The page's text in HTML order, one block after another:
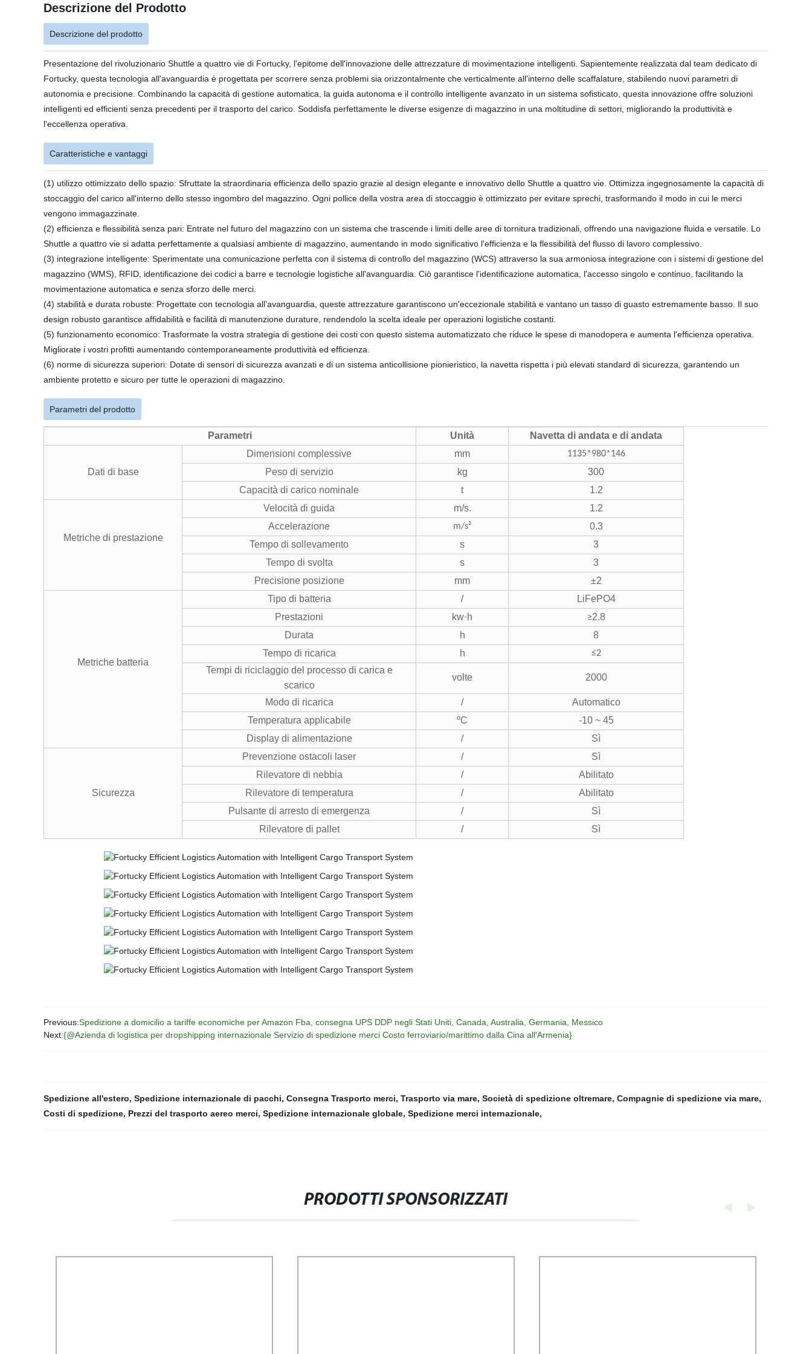
Descrizione del Prodotto
Descrizione del prodotto
Presentazione del rivoluzionario Shuttle a quattro vie di Fortucky, l'epitome dell'innovazione delle attrezzature di movimentazione intelligenti. Sapientemente realizzata dal team dedicato di
Fortucky, questa tecnologia all'avanguardia è progettata per scorrere senza problemi sia orizzontalmente che verticalmente all'interno delle scaffalature, stabilendo nuovi parametri di
autonomia e precisione. Combinando la capacità di gestione automatica, la guida autonoma e il controllo intelligente avanzato in un sistema sofisticato, questa innovazione offre soluzioni
intelligenti ed efficienti senza precedenti per il trasporto del carico. Soddisfa perfettamente le diverse esigenze di magazzino in una moltitudine di settori, migliorando la produttività e
l'eccellenza operativa.
Caratteristiche e vantaggi
(1) utilizzo ottimizzato dello spazio: Sfruttate la straordinaria efficienza dello spazio grazie al design elegante e innovativo dello Shuttle a quattro vie. Ottimizza ingegnosamente la capacità di
stoccaggio del carico all'interno dello stesso ingombro del magazzino. Ogni pollice della vostra area di stoccaggio è ottimizzato per evitare sprechi, trasformando il modo in cui le merci
vengono immagazzinate.
(2) efficienza e flessibilità senza pari: Entrate nel futuro del magazzino con un sistema che trascende i limiti delle aree di tornitura tradizionali, offrendo una navigazione fluida e versatile. Lo
Shuttle a quattro vie si adatta perfettamente a qualsiasi ambiente di magazzino, aumentando in modo significativo l'efficienza e la flessibilità del flusso di lavoro complessivo.
(3) integrazione intelligente: Sperimentate una comunicazione perfetta con il sistema di controllo del magazzino (WCS) attraverso la sua armoniosa integrazione con i sistemi di gestione del
magazzino (WMS), RFID, identificazione dei codici a barre e tecnologie logistiche all'avanguardia. Ciò garantisce l'identificazione automatica, l'accesso singolo e continuo, facilitando la
movimentazione automatica e senza sforzo delle merci.
(4) stabilità e durata robuste: Progettate con tecnologia all'avanguardia, queste attrezzature garantiscono un'eccezionale stabilità e vantano un tasso di guasto estremamente basso. Il suo
design robusto garantisce affidabilità e facilità di manutenzione durature, rendendolo la scelta ideale per operazioni logistiche costanti.
(5) funzionamento economico: Trasformate la vostra strategia di gestione dei costi con questo sistema automatizzato che riduce le spese di manodopera e aumenta l'efficienza operativa.
Migliorate i vostri profitti aumentando contemporaneamente produttività ed efficienza.
(6) norme di sicurezza superiori: Dotate di sensori di sicurezza avanzati e di un sistema anticollisione pionieristico, la navetta rispetta i più elevati standard di sicurezza, garantendo un
ambiente protetto e sicuro per tutte le operazioni di magazzino.
Parametri del prodotto
Parametri Unità Navetta di andata e di andata
Dati di base
Dimensioni complessive mm 1135*980*146
Peso di servizio kg
300
Capacità di carico nominale
t 1.2
Metriche di prestazione
Velocità di guida m/s.
1.2
Accelerazione
m/s²
0.3
Tempo di sollevamento
s
3
Tempo di svolta
s
3
Precisione posizione
mm ±2
Metriche batteria
Tipo di batteria /
LiFePO4
Prestazioni
kw·h ≥2.8
Durata
h
8
Tempo di ricarica
h ≤2
Tempi di riciclaggio del processo di carica e
scarico
volte 2000
Modo di ricarica /
Automatico
Temperatura applicabile
ºC
-10 ~ 45
Display di alimentazione
/ Sì
Sicurezza
Prevenzione ostacoli laser /
Sì
Rilevatore di nebbia
/
Abilitato
Rilevatore di temperatura
/
Abilitato
Pulsante di arresto di emergenza
/
Sì
Rilevatore di pallet
/ Sì
Previous:Spedizione a domicilio a tariffe economiche per Amazon Fba, consegna UPS DDP negli Stati Uniti, Canada, Australia, Germania, Messico
Next:{@Azienda di logistica per dropshipping internazionale Servizio di spedizione merci Costo ferroviario/marittimo dalla Cina all′Armenia}
Spedizione all'estero, Spedizione internazionale di pacchi, Consegna Trasporto merci, Trasporto via mare, Società di spedizione oltremare, Compagnie di spedizione via mare,
Costi di spedizione, Prezzi del trasporto aereo merci, Spedizione internazionale globale, Spedizione merci internazionale,
PRODOTTI SPONSORIZZATI